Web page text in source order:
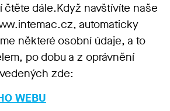
čtěte dále.Když navštívíte naše
automaticky
některé osobní údaje, a to
po dobu a z oprávnění
zde:
WEBU